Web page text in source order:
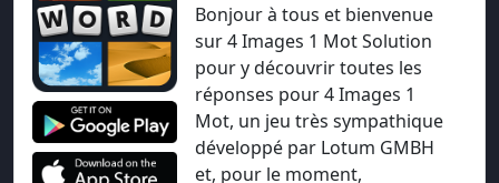
Bonjour à tous et bienvenue
sur 4 Images 1 Mot Solution
pour y découvrir toutes les
réponses pour 4 Images 1
Mot, un jeu très sympathique
développé par Lotum GMBH
et, pour le moment,